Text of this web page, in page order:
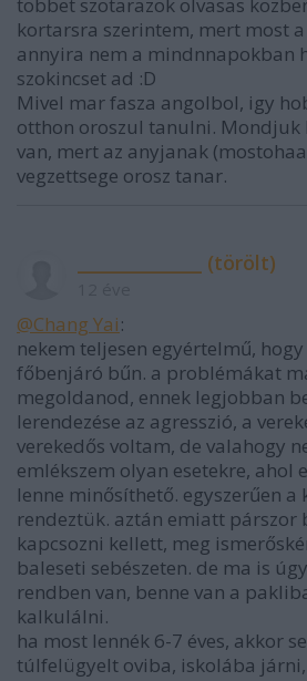
tobbet szotarazok olvasas
kortarsra szerintem, mert most
annyira nem a mindnnapokban
szokincset ad :D
Mivel mar fasza angolbol, igy
otthon oroszul tanulni. Mondjuk
van, mert az anyjanak
vegzettsege orosz tanar.
______________ (törölt)
@Chang Yai:
nekem teljesen egyértelmű,
főbenjáró bűn. a problémákat
megoldanod, ennek legjobban
lerendezése az agresszió, a
verekedős voltam, de valahogy
emlékszem olyan esetekre, ahol
lenne minősíthető. egyszerűen
rendeztük. aztán emiatt párszor
kapcsozni kellett, meg
baleseti sebészeten. de ma is
rendben van, benne van a
kalkulálni.
ha most lennék 6-7 éves, akkor
túlfelügyelt oviba, iskolába járni,